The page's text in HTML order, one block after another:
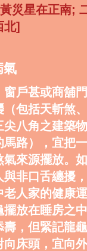
災星在正南;
北]
氣
窗戶甚或商舖
（包括天斬煞
尖八角之建築
馬路），宜把
氣來源擺放。
與非口舌纏擾
老人家的健康
擺放在睡房之
壽，但緊記龍
向床頭，宜向